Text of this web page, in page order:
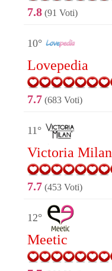
7.8 (91 Voti)
10°
Lovepedia
7.7 (683 Voti)
11°
Victoria Milan
7.7 (453 Voti)
12°
Meetic